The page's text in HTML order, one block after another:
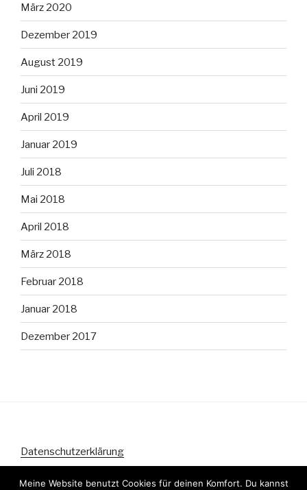
März 2020
Dezember 2019
August 2019
Juni 2019
April 2019
Januar 2019
Juli 2018
Mai 2018
April 2018
März 2018
Februar 2018
Januar 2018
Dezember 2017
Datenschutzerklärung
Meine Website benutzt Cookies für deinen Komfort. Du kannst